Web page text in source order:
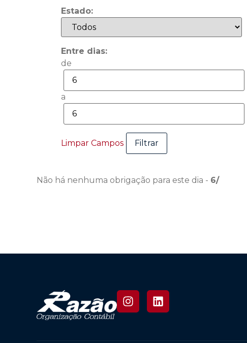
Estado:
Entre dias:
de
a
Limpar Campos
Não há nenhuma obrigação para este dia - 6/